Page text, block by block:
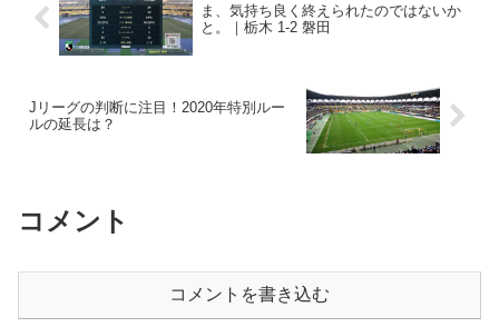
ま、気持ち良く終えられたのではないか
と。｜栃木 1-2 磐田
Jリーグの判断に注目！2020年特別ルー
ルの延長は？
コメント
コメントを書き込む